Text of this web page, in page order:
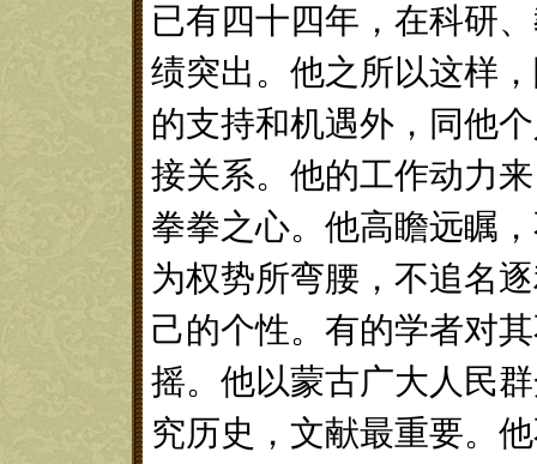
已有四十四年，在科研
绩突出。他之所以这样
的支持和机遇外，同他
接关系。他的工作动力
拳拳之心。他高瞻远瞩
为权势所弯腰，不追名
己的个性。有的学者对
摇。他以蒙古广大人民
究历史，文献最重要。